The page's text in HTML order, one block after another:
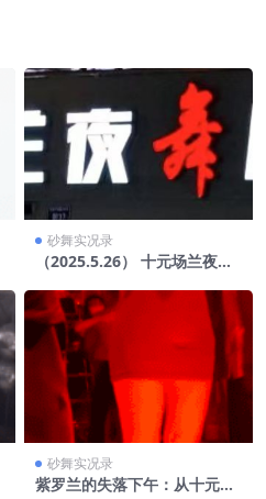
砂舞实况录
（2025.5.26） 十元场兰夜，
现状实录
砂舞实况录
紫罗兰的失落下午：从十元场